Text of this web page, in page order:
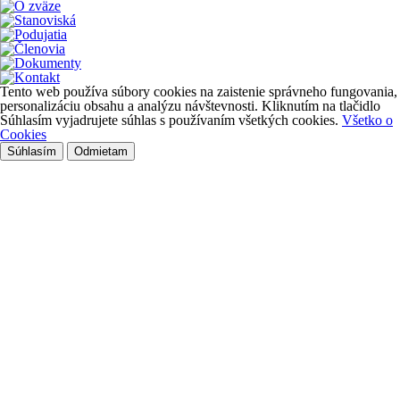
Tento web používa súbory cookies na zaistenie správneho fungovania,
personalizáciu obsahu a analýzu návštevnosti. Kliknutím na tlačidlo
Súhlasím vyjadrujete súhlas s používaním všetkých cookies. Všetko o
Cookies
Súhlasím Odmietam